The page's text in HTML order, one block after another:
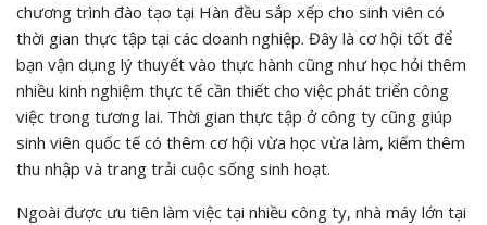
chương trình đào tạo tại Hàn đều sắp xếp cho sinh viên có
thời gian thực tập tại các doanh nghiệp. Đây là cơ hội tốt để
bạn vận dụng lý thuyết vào thực hành cũng như học hỏi thêm
nhiều kinh nghiệm thực tế cần thiết cho việc phát triển công
việc trong tương lai. Thời gian thực tập ở công ty cũng giúp
sinh viên quốc tế có thêm cơ hội vừa học vừa làm, kiếm thêm
thu nhập và trang trải cuộc sống sinh hoạt.
Ngoài được ưu tiên làm việc tại nhiều công ty, nhà máy lớn tại